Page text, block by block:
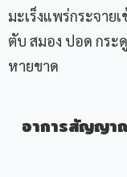
มะเร็งแพร่กระจาย
ตับ สมอง ปอด กระ
หายขาด
อาการสัญญาณ